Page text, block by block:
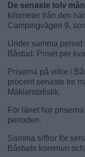
De senaste tolv
kilometer från den
Campingvägen 9,
Under samma
Båstad. Priset per
Priserna på villor i
procent senaste tre
Mäklarstatistik.
För länet har
perioden.
Samma siffror för
Båstads kommun